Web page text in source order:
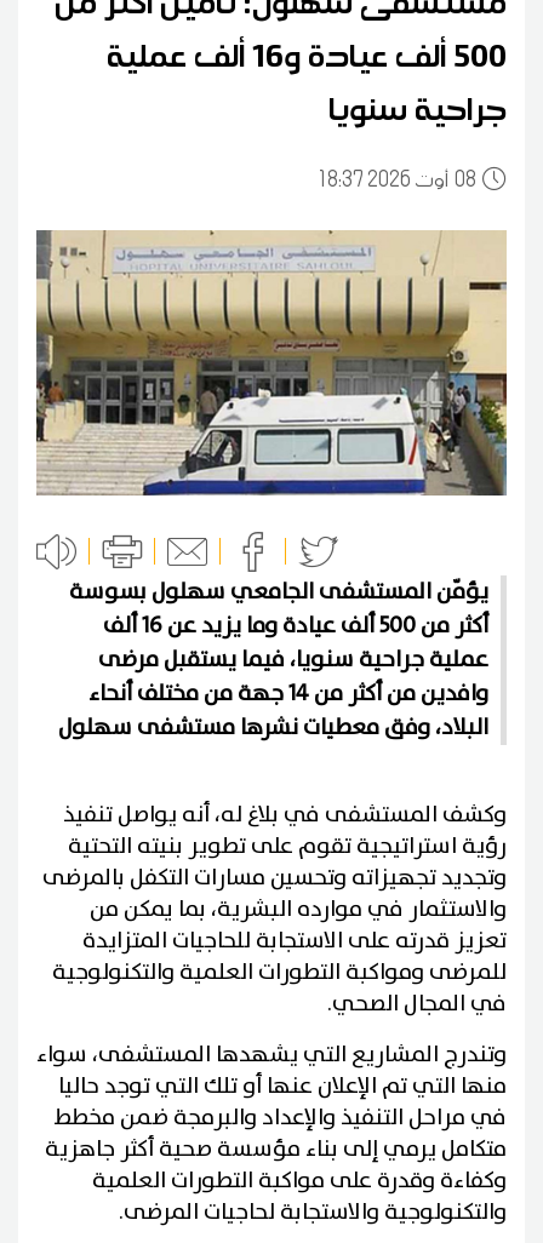
500 ألف عيادة و16 ألف عملية
جراحية سنويا
0818:37 2026 أوت
يؤمّن المستشفى الجامعي سهلول بسوسة
أكثر من 500 ألف عيادة وما يزيد عن 16 ألف
عملية جراحية سنويا، فيما يستقبل مرضى
وافدين من أكثر من 14 جهة من مختلف أنحاء
البلاد، وفق معطيات نشرها مستشفى سهلول
وكشف المستشفى في بلاغ له، أنه يواصل تنفيذ
رؤية استراتيجية تقوم على تطوير بنيته التحتية
وتجديد تجهيزاته وتحسين مسارات التكفل بالمرضى
والاستثمار في موارده البشرية، بما يمكن من
تعزيز قدرته على الاستجابة للحاجيات المتزايدة
للمرضى ومواكبة التطورات العلمية والتكنولوجية
في المجال الصحي.
وتندرج المشاريع التي يشهدها المستشفى، سواء
منها التي تم الإعلان عنها أو تلك التي توجد حاليا
في مراحل التنفيذ والإعداد والبرمجة ضمن مخطط
متكامل يرمي إلى بناء مؤسسة صحية أكثر جاهزية
وكفاءة وقدرة على مواكبة التطورات العلمية
والتكنولوجية والاستجابة لحاجيات المرضى.